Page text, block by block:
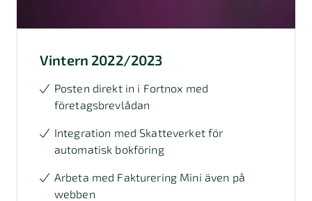
Vintern 2022/2023
Posten direkt in i Fortnox med
företagsbrevlådan
Integration med Skatteverket för
automatisk bokföring
Arbeta med Fakturering Mini även på
webben